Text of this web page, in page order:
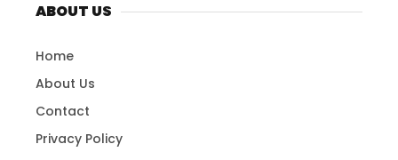
ABOUT US
Home
About Us
Contact
Privacy Policy